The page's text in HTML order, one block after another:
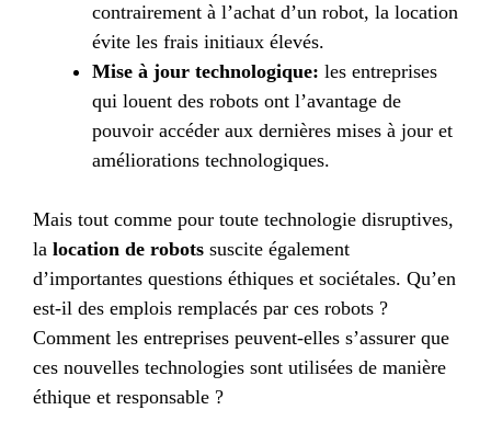
contrairement à l’achat d’un robot, la location
évite les frais initiaux élevés.
Mise à jour technologique: les entreprises
qui louent des robots ont l’avantage de
pouvoir accéder aux dernières mises à jour et
améliorations technologiques.
Mais tout comme pour toute technologie disruptives,
la location de robots suscite également
d’importantes questions éthiques et sociétales. Qu’en
est-il des emplois remplacés par ces robots ?
Comment les entreprises peuvent-elles s’assurer que
ces nouvelles technologies sont utilisées de manière
éthique et responsable ?